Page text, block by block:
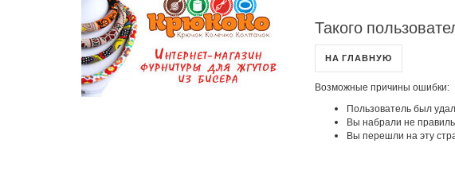
Такого
НА ГЛАВНУЮ
Возможные причины ошибки:
Пользователь был
Вы набрали не
Вы перешли на эту